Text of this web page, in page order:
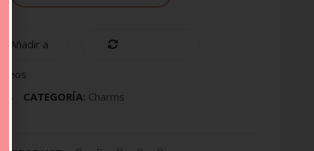
Añadir a
CATEGORÍA: Charms